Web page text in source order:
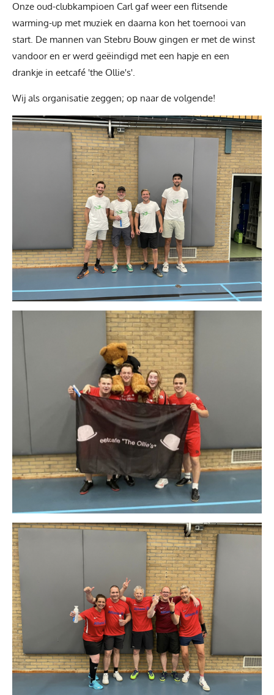
Onze oud-clubkampioen Carl gaf weer een flitsende
warming-up met muziek en daarna kon het toernooi van
start. De mannen van Stebru Bouw gingen er met de winst
vandoor en er werd geëindigd met een hapje en een
drankje in eetcafé 'the Ollie's'.
Wij als organisatie zeggen; op naar de volgende!